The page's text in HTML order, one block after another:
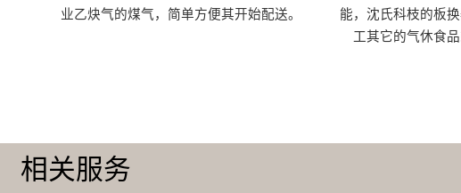
业乙炔气的煤气，简单方便其开始配送。
能，沈氏科枝的板
工其它的气休食
相关服务